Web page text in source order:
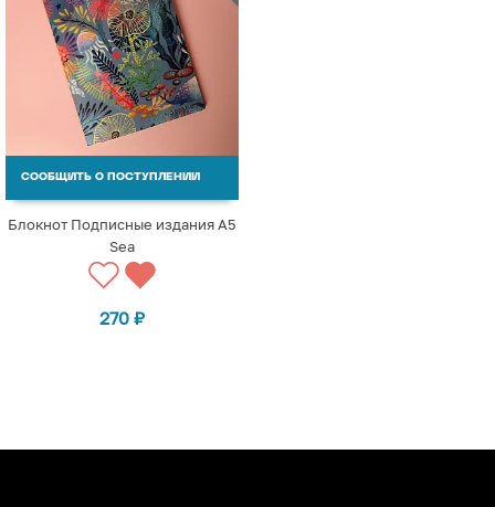
СООБЩИТЬ О ПОСТУПЛЕНИИ
Блокнот Подписные издания A5
Sea
270 ₽